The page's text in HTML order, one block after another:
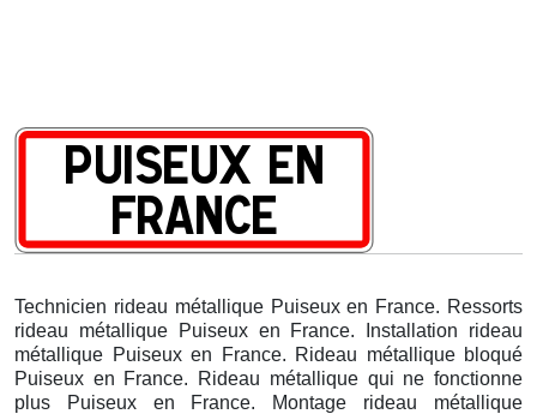
Technicien rideau métallique Puiseux en France. Ressorts
rideau métallique Puiseux en France. Installation rideau
métallique Puiseux en France. Rideau métallique bloqué
Puiseux en France. Rideau métallique qui ne fonctionne
plus Puiseux en France. Montage rideau métallique